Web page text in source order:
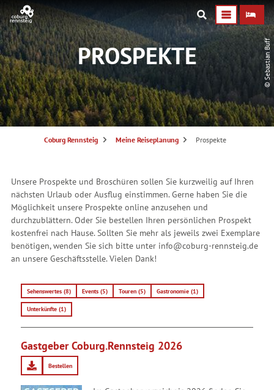
© Sebastian Buff
PROSPEKTE
S
d
h
e
r
:
Coburg Rennsteig Meine Reiseplanung Prospekte
Unsere Prospekte und Broschüren sollen Sie kurzweilig auf Ihren
nächsten Urlaub oder Ausflug einstimmen. Gerne haben Sie die
Möglichkeit unsere Prospekte online anzusehen und
durchzublättern. Oder Sie bestellen Ihren persönlichen Prospekt
kostenfrei nach Hause. Sollten Sie mehr als jeweils zwei Exemplare
benötigen, wenden Sie sich bitte unter info@coburg-rennsteig.de
an unsere Geschäftsstelle. Vielen Dank!
Sehenswertes (8) Events (5) Touren (5) Gastronomie (1)
Unterkünfte (1)
Gastgeber Coburg.Rennsteig 2026
Bestellen